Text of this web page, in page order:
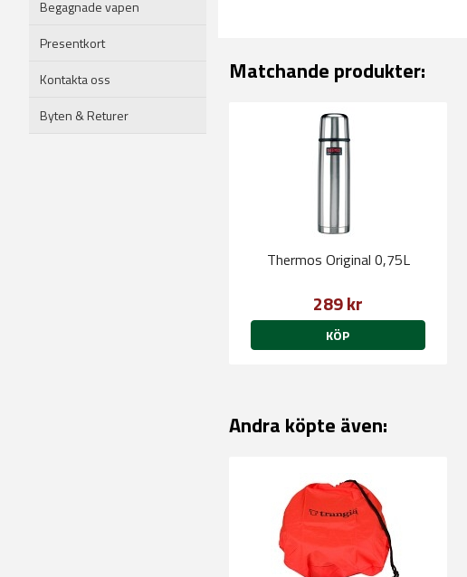
Begagnade vapen
Presentkort
Kontakta oss
Byten & Returer
Matchande produkter:
Thermos Original 0,75L
289 kr
KÖP
Andra köpte även: